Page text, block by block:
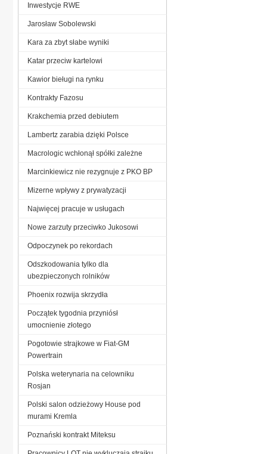
Inwestycje RWE
Jarosław Sobolewski
Kara za zbyt słabe wyniki
Katar przeciw kartelowi
Kawior bieługi na rynku
Kontrakty Fazosu
Krakchemia przed debiutem
Lambertz zarabia dzięki Polsce
Macrologic wchłonął spółki zależne
Marcinkiewicz nie rezygnuje z PKO BP
Mizerne wpływy z prywatyzacji
Najwięcej pracuje w usługach
Nowe zarzuty przeciwko Jukosowi
Odpoczynek po rekordach
Odszkodowania tylko dla
ubezpieczonych rolników
Phoenix rozwija skrzydła
Początek tygodnia przyniósł
umocnienie złotego
Pogotowie strajkowe w Fiat-GM
Powertrain
Polska weterynaria na celowniku
Rosjan
Polski salon odzieżowy House pod
murami Kremla
Poznański kontrakt Miteksu